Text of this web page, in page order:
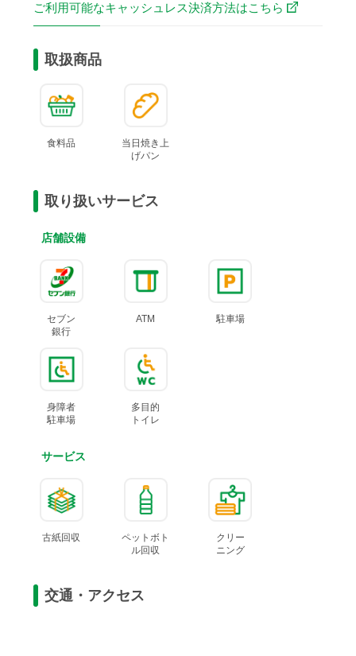
ご利用可能なキャッシュレス決済方法はこちら
取扱商品
食料品
当日焼き上
げパン
取り扱いサービス
店舗設備
セブン
銀行
ATM 駐車場
身障者
駐車場
多目的
トイレ
サービス
古紙回収
ペットボト
ル回収
クリー
ニング
交通・アクセス